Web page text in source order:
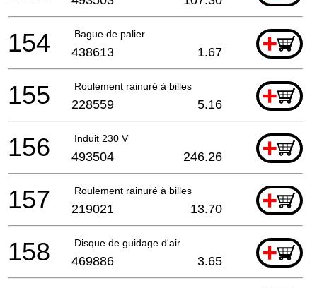
Bague de palier +
154 438613 1.67
Roulement rainuré à billes +
155 228559 5.16
Induit 230 V +
156 493504 246.26
Roulement rainuré à billes +
157 219021 13.70
Disque de guidage d'air +
158 469886 3.65